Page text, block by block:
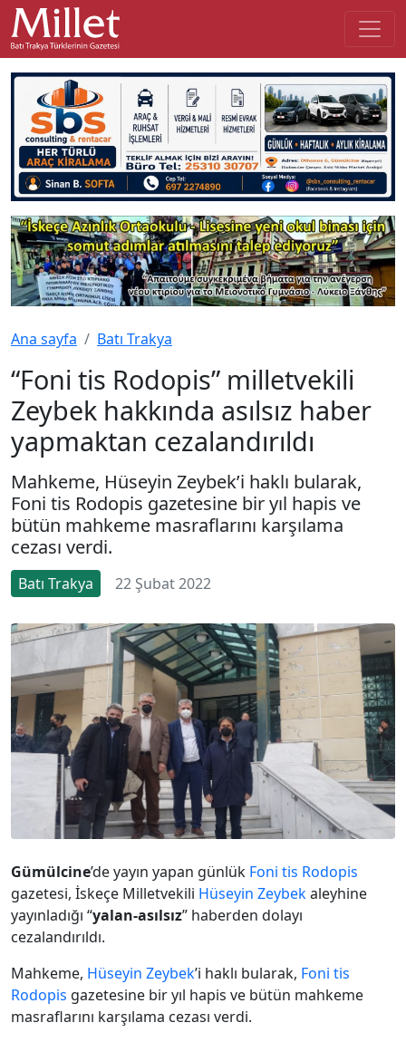
Ana sayfa Batı Trakya
“Foni tis Rodopis” milletvekili
Zeybek hakkında asılsız haber
yapmaktan cezalandırıldı
Mahkeme, Hüseyin Zeybek’i haklı bularak,
Foni tis Rodopis gazetesine bir yıl hapis ve
bütün mahkeme masraflarını karşılama
cezası verdi.
Batı Trakya 22 Şubat 2022
Gümülcine’de yayın yapan günlük Foni tis Rodopis
gazetesi, İskeçe Milletvekili Hüseyin Zeybekaleyhine
yayınladığı “yalan-asılsız” haberden dolayı
cezalandırıldı.
Mahkeme, Hüseyin Zeybek’i haklı bularak, Foni tis
Rodopis gazetesine bir yıl hapis ve bütün mahkeme
masraflarını karşılama cezası verdi.